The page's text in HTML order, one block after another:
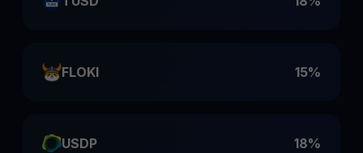
FLOKI 15%
USDP 18%